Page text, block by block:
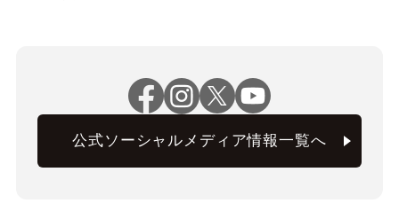
公式ソーシャルメディア情報一覧へ